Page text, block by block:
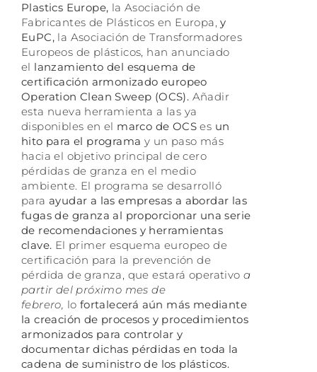
Plastics Europe, la Asociación de
Fabricantes de Plásticos en Europa,y
EuPC, la Asociación de Transformadores
Europeos de plásticos, han anunciado
el lanzamiento del esquema de
certificación armonizado europeo
Operation Clean Sweep (OCS). Añadir
esta nueva herramienta a las ya
disponibles en el marco de OCS es un
hito para el programa y un paso más
hacia el objetivo principal de cero
pérdidas de granza en el medio
ambiente. El programa se desarrolló
para ayudar a las empresas a abordar las
fugas de granza al proporcionar una serie
de recomendaciones y herramientas
clave. El primer esquema europeo de
certificación para la prevención de
pérdida de granza, que estará operativo a
partir del próximo mes de
febrero, lo fortalecerá aún más mediante
la creación de procesos y procedimientos
armonizados para controlar y
documentar dichas pérdidas en toda la
cadena de suministro de los plásticos.